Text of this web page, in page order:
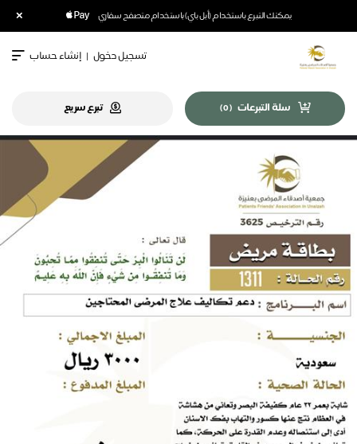
يمكنك التبرع باستخدام (أبل باي) باستخدام متصفح سفاري ×
تسجيل دخول | إنشاء حساب
سلة التبرعات (
0
) تبرع سريع